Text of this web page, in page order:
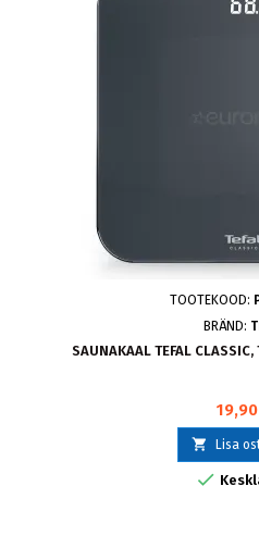
TOOTEKOOD:
BRÄND:
SAUNAKAAL TEFAL
 Lisa
